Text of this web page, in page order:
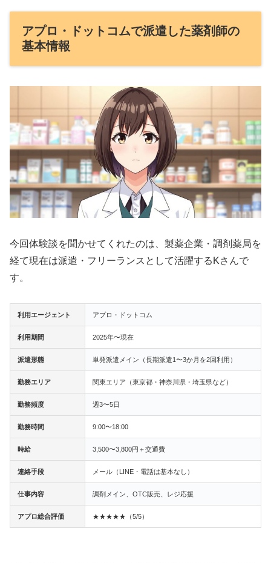
アプロ・ドットコムで派遣した薬剤師の
基本情報
今回体験談を聞かせてくれたのは、製薬企業・調剤薬局を
経て現在は派遣・フリーランスとして活躍するKさんで
す。
利用エージェント アプロ・ドットコム
利用期間 2025年〜現在
派遣形態 単発派遣メイン（長期派遣1〜3か月を2回利用）
勤務エリア 関東エリア（東京都・神奈川県・埼玉県など）
勤務頻度 週3〜5日
勤務時間 9:00〜18:00
時給 3,500〜3,800円＋交通費
連絡手段 メール（LINE・電話は基本なし）
仕事内容 調剤メイン、OTC販売、レジ応援
アプロ総合評価 ★★★★★（5/5）